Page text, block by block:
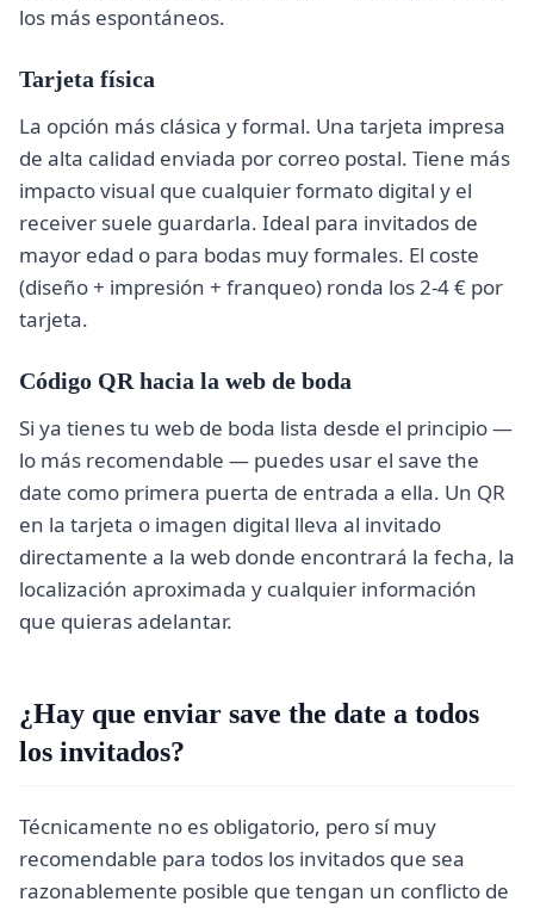
los más espontáneos.
Tarjeta física
La opción más clásica y formal. Una tarjeta impresa
de alta calidad enviada por correo postal. Tiene más
impacto visual que cualquier formato digital y el
receiver suele guardarla. Ideal para invitados de
mayor edad o para bodas muy formales. El coste
(diseño + impresión + franqueo) ronda los 2-4 € por
tarjeta.
Código QR hacia la web de boda
Si ya tienes tu web de boda lista desde el principio —
lo más recomendable — puedes usar el save the
date como primera puerta de entrada a ella. Un QR
en la tarjeta o imagen digital lleva al invitado
directamente a la web donde encontrará la fecha, la
localización aproximada y cualquier información
que quieras adelantar.
¿Hay que enviar save the date a todos
los invitados?
Técnicamente no es obligatorio, pero sí muy
recomendable para todos los invitados que sea
razonablemente posible que tengan un conflicto de